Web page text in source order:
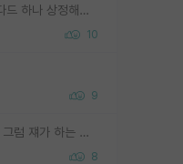
ML 대부분이 골드 스탠다드 하나 상정해놓고 (벤치마크 데이터셋이 여러 개면 여러 개 상정) 그거 얼마나 잘 맞추나 싸움임 가끔 번뜩이는 설계 철학을 보여주는 논문들도 있지만 대부분 그거 성적 얼마나 더 올리느라에 혈안이 되어 있는 측면이 잇음
10
9
open ai가 ai대장아님? 그럼 쟤가 하는 말이 다 맞겠네
8